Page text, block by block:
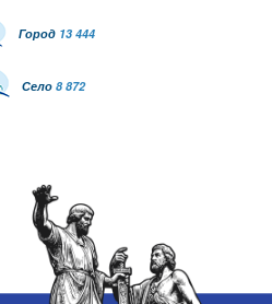
Город 13 444
Село 8 872